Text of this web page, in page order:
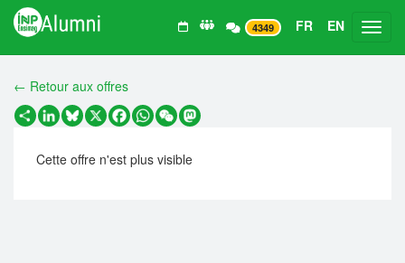
4349 FR EN
← Retour aux offres
PartagerLinkedIn
Bluesky
X Facebook
WhatsApp
WeChatMastodon
Cette offre n'est plus visible